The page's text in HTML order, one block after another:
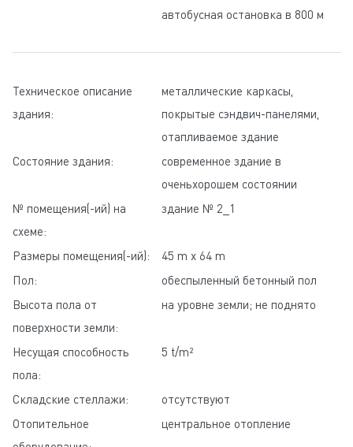
автобусная остановка в 800 м
Техническое описание
здания:
металлические каркасы,
покрытые сэндвич-панелями,
отапливаемое здание
Состояние здания:
современное здание в
оченьхорошем состоянии
№ помещения(-ий) на
схеме:
здание № 2_1
Размеры помещения(-ий):
45 m x 64 m
Пол:
обеспыленный бетонный пол
Высота пола от
поверхности земли:
на уровне земли; не поднято
Несущая способность
пола:
5 t/m²
Складские стеллажи:
отсутствуют
Отопительное
центральное отопление